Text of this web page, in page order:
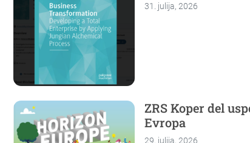
31. julija, 2026
ZRS Koper del
Evropa
29. julija, 2026